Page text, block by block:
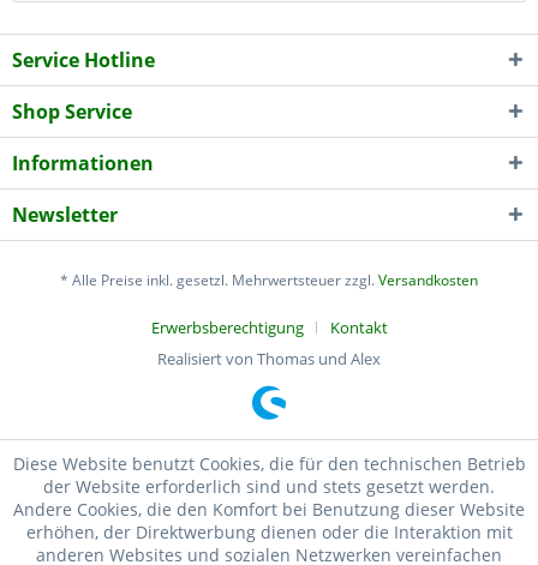
Service Hotline
Shop Service
Informationen
Newsletter
* Alle Preise inkl. gesetzl. Mehrwertsteuer zzgl.Versandkosten
Erwerbsberechtigung
Kontakt
Realisiert von Thomas und Alex
Diese Website benutzt Cookies, die für den technischen Betrieb
der Website erforderlich sind und stets gesetzt werden.
Andere Cookies, die den Komfort bei Benutzung dieser Website
erhöhen, der Direktwerbung dienen oder die Interaktion mit
anderen Websites und sozialen Netzwerken vereinfachen